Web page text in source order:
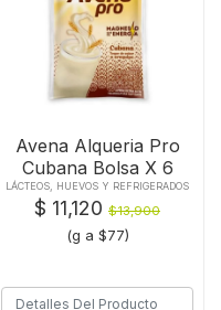
Avena Alqueria Pro
Cubana Bolsa X 6
180g
LÁCTEOS, HUEVOS Y REFRIGERADOS
$ 11,120 $13,900
(g a $77)